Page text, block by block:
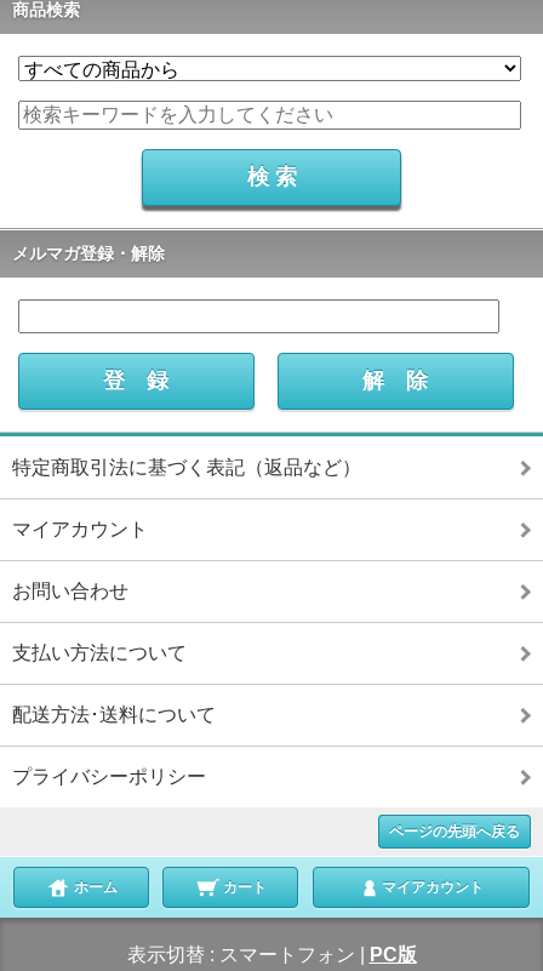
商品検索
メルマガ登録・解除
特定商取引法に基づく表記（返品など）
マイアカウント
お問い合わせ
支払い方法について
配送方法･送料について
プライバシーポリシー
ページの先頭へ戻る
ホーム カート マイアカウント
表示切替 : スマートフォン PC版